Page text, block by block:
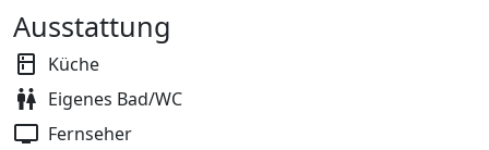
Ausstattung
Küche
Eigenes Bad/WC
Fernseher